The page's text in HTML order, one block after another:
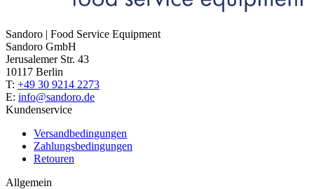
Sandoro | Food Service Equipment
Sandoro GmbH
Jerusalemer Str. 43
10117 Berlin
T: +49 30 9214 2273
E: info@sandoro.de
Kundenservice
Versandbedingungen
Zahlungsbedingungen
Retouren
Allgemein